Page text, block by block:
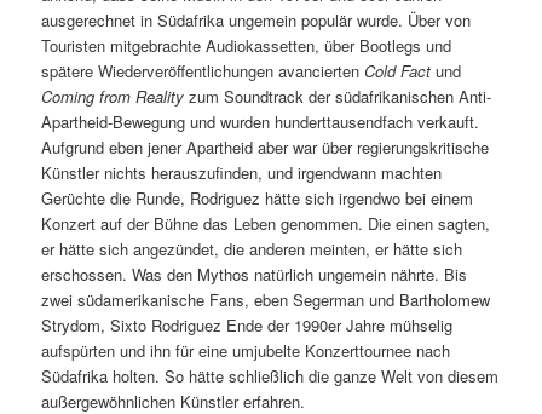
ausgerechnet in Südafrika ungemein populär wurde. Über von
Touristen mitgebrachte Audiokassetten, über Bootlegs und
spätere Wiederveröffentlichungen avanciertenCold Fact und
Coming from Reality zum Soundtrack der südafrikanischen Anti-
Apartheid-Bewegung und wurden hunderttausendfach verkauft.
Aufgrund eben jener Apartheid aber war über regierungskritische
Künstler nichts herauszufinden, und irgendwann machten
Gerüchte die Runde, Rodriguez hätte sich irgendwo bei einem
Konzert auf der Bühne das Leben genommen. Die einen sagten,
er hätte sich angezündet, die anderen meinten, er hätte sich
erschossen. Was den Mythos natürlich ungemein nährte. Bis
zwei südamerikanische Fans, eben Segerman und Bartholomew
Strydom, Sixto Rodriguez Ende der 1990er Jahre mühselig
aufspürten und ihn für eine umjubelte Konzerttournee nach
Südafrika holten. So hätte schließlich die ganze Welt von diesem
außergewöhnlichen Künstler erfahren.